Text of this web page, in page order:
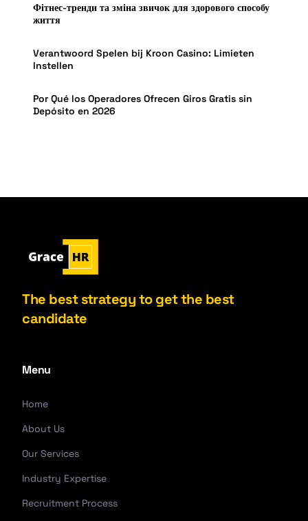
Фітнес-тренди та зміна звичок для здорового способу
життя
Verantwoord Spelen bij Kroon Casino: Limieten
Instellen
Por Qué los Operadores Ofrecen Giros Gratis sin
Depósito en 2026
The best strategy to get the best
candidate
Menu
Home
About Us
Our Services
Industry Expertise
Recruitment Process